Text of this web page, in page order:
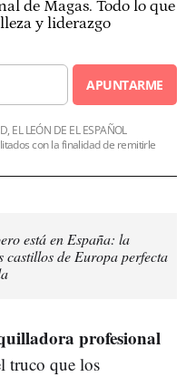
de Magas. Todo lo que
y liderazgo
APUNTARME
EL LEÓN DE EL ESPAÑOL
con la finalidad de remitirle
está en España: la
castillos de Europa perfecta
profesional
truco que los